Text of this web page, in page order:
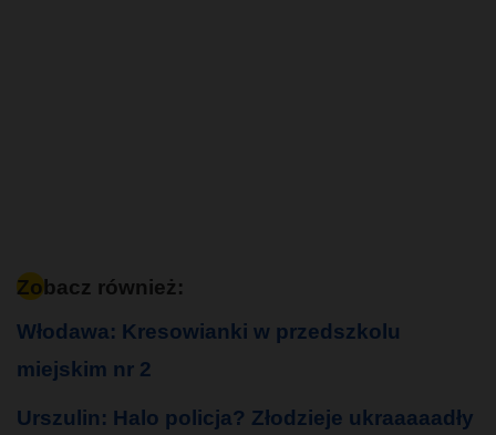
Zobacz również:
Włodawa: Kresowianki w przedszkolu
miejskim nr 2
Urszulin: Halo policja? Złodzieje ukraaaaadły